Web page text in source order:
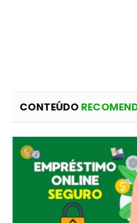
CONTEÚDO